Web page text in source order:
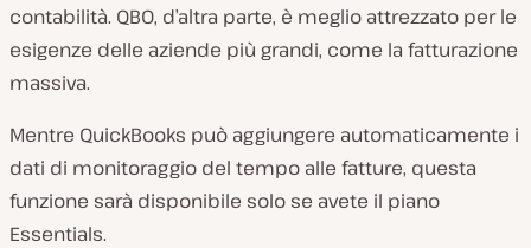
contabilità. QBO, d’altra parte, è meglio attrezzato per le
esigenze delle aziende più grandi, come la fatturazione
massiva.
Mentre QuickBooks può aggiungere automaticamente i
dati di monitoraggio del tempo alle fatture, questa
funzione sarà disponibile solo se avete il piano
Essentials.